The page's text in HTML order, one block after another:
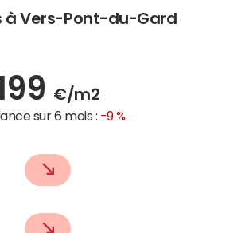
à Vers-Pont-du-Gard
€/m2
sur 6 mois : -9 %